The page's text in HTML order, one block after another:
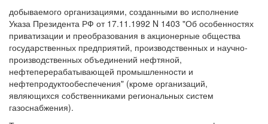
добываемого организациями, созданными во исполнение
Указа Президента РФ от 17.11.1992 N 1403 "Об особенностях
приватизации и преобразования в акционерные общества
государственных предприятий, производственных и научно-
производственных объединений нефтяной,
нефтеперерабатывающей промышленности и
нефтепродуктообеспечения" (кроме организаций,
являющихся собственниками региональных систем
газоснабжения).